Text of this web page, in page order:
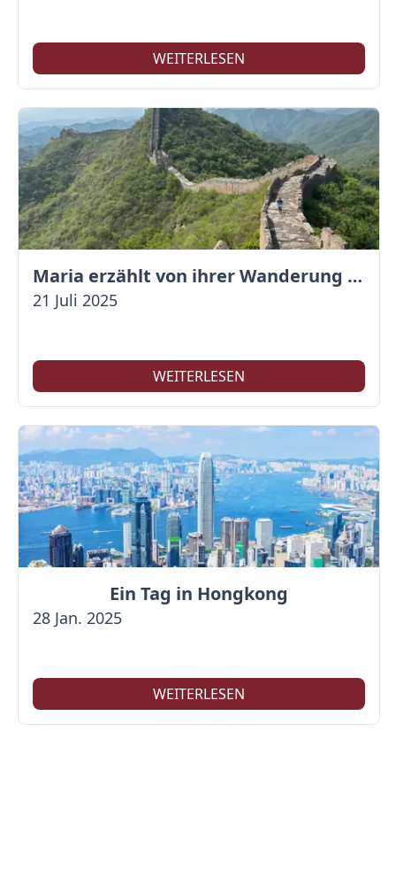
WEITERLESEN
Maria erzählt von ihrer Wanderung auf der Großen Mauer
21 Juli 2025
WEITERLESEN
Ein Tag in Hongkong
28 Jan. 2025
WEITERLESEN